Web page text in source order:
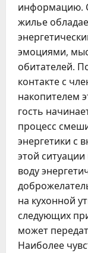
информацию.
жилье
эмоциями,
обитателей.
контакте с
накопителем
гость
процесс
энергетики с
этой
воду
на кухонной
следующих
может
Наиболее